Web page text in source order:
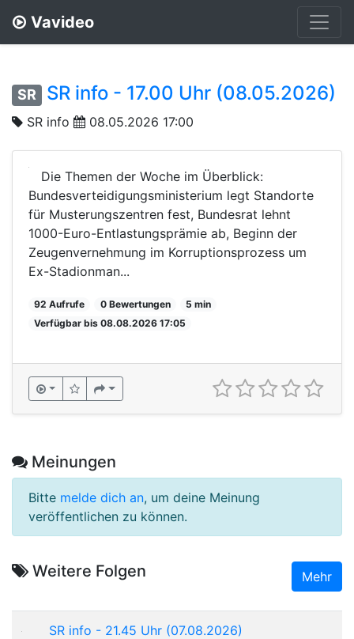
Vavideo
SR SR info - 17.00 Uhr (08.05.2026)
SR info 08.05.2026 17:00
Die Themen der Woche im Überblick:
Bundesverteidigungsministerium legt Standorte
für Musterungszentren fest, Bundesrat lehnt
1000-Euro-Entlastungsprämie ab, Beginn der
Zeugenvernehmung im Korruptionsprozess um
Ex-Stadionman...
92 Aufrufe 0 Bewertungen
5 min
Verfügbar bis 08.08.2026 17:05
Meinungen
Bitte melde dich an, um deine Meinung
veröffentlichen zu können.
Weitere Folgen Mehr
SR info - 21.45 Uhr (07.08.2026)